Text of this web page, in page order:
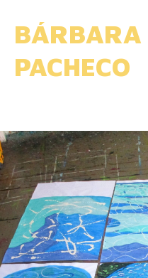
content
BÁRBARA
PACHECO